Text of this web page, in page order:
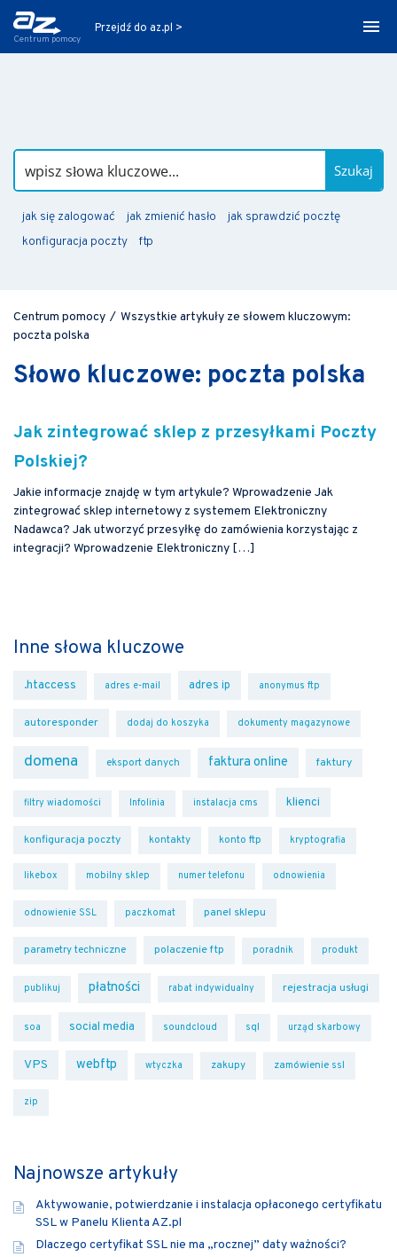
Centrum pomocy
Przejdź do az.pl >
Szukaj
jak się zalogować jak zmienić hasło
jak sprawdzić pocztę
konfiguracja poczty
ftp
Centrum pomocy / Wszystkie artykuły ze słowem kluczowym:
poczta polska
Słowo kluczowe: poczta polska
Jak zintegrować sklep z przesyłkami Poczty
Polskiej?
Jakie informacje znajdę w tym artykule? Wprowadzenie Jak
zintegrować sklep internetowy z systemem Elektroniczny
Nadawca? Jak utworzyć przesyłkę do zamówienia korzystając z
integracji? Wprowadzenie Elektroniczny […]
Inne słowa kluczowe
.htaccess adres e-mail adres ip anonymus ftp
autoresponder dodaj do koszyka dokumenty magazynowe
domena eksport danych faktura online faktury
filtry wiadomości Infolinia instalacja cms klienci
konfiguracja poczty kontakty konto ftp kryptografia
likebox mobilny sklep numer telefonu odnowienia
odnowienie SSL paczkomat panel sklepu
parametry techniczne polaczenie ftp poradnik produkt
publikuj płatności rabat indywidualny rejestracja usługi
soa social media soundcloud sql urząd skarbowy
VPS webftp wtyczka zakupy zamówienie ssl
zip
Najnowsze artykuły
Aktywowanie, potwierdzanie i instalacja opłaconego certyfikatu
SSL w Panelu Klienta AZ.pl
Dlaczego certyfikat SSL nie ma „rocznej” daty ważności?